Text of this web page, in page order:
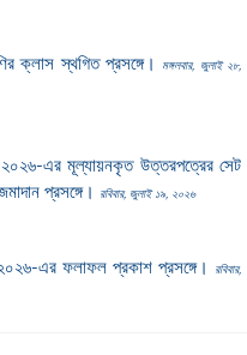
ক্লাস স্থগিত প্রসঙ্গে।
মঙ্গলবার, জুলাই ২৮,
এর মূল্যায়নকৃত উত্তরপত্রের সেট
প্রসঙ্গে।
রবিবার, জুলাই ১৯, ২০২৬
এর ফলাফল প্রকাশ প্রসঙ্গে।
রবিবার,